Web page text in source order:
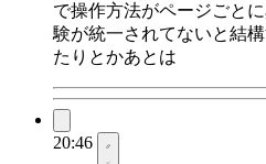
で操作方法がページごと
験が統一されてないと結
たりとかあとは
20:46